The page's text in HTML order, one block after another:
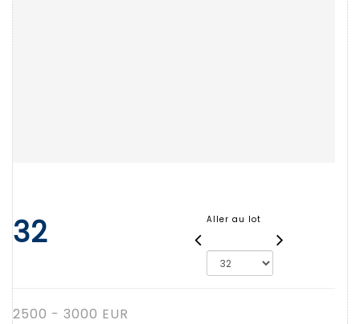
32 Aller au lot
2500 - 3000 EUR